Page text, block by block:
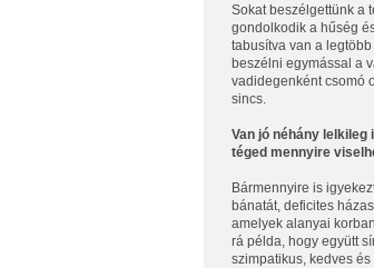
Sokat beszélgettünk a
gondolkodik a hűség
tabusítva van a
beszélni egymással a
vadidegenként csomó
sincs.
Van jó néhány
téged mennyire
Bármennyire is
bánatát, deficites
amelyek alanyai
rá példa, hogy együtt
szimpatikus, kedves